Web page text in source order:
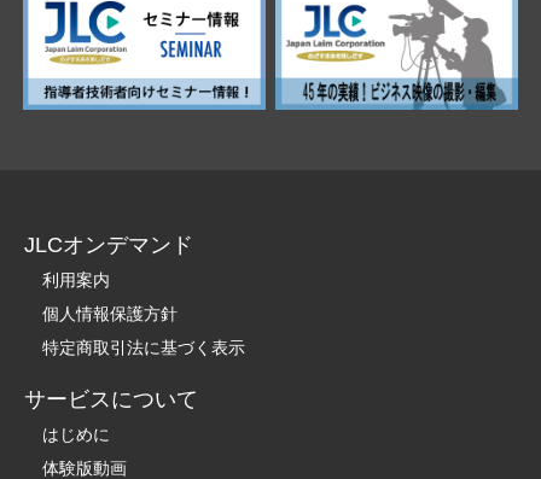
JLCオンデマンド
利用案内
個人情報保護方針
特定商取引法に基づく表示
サービスについて
はじめに
体験版動画